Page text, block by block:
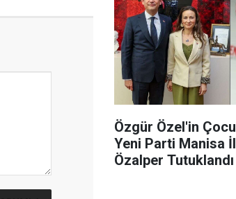
Özgür Özel'in
Yeni Parti Manisa
Özalper Tutuklandı